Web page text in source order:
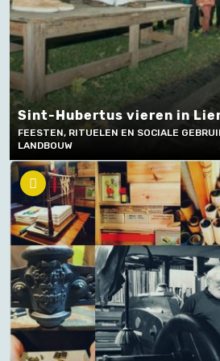
Sint-Hubertus vieren in
FEESTEN, RITUELEN EN SOCIALE
LANDBOUW